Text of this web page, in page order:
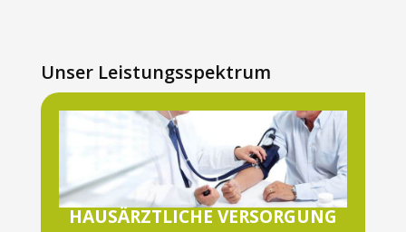
Unser Leistungsspektrum
HAUSÄRZTLICHE VERSORGUNG